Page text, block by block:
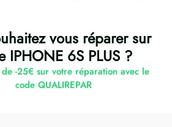
vous réparer sur
IPHONE 6S PLUS ?
-25€ sur votre réparation avec le
code QUALIREPAR